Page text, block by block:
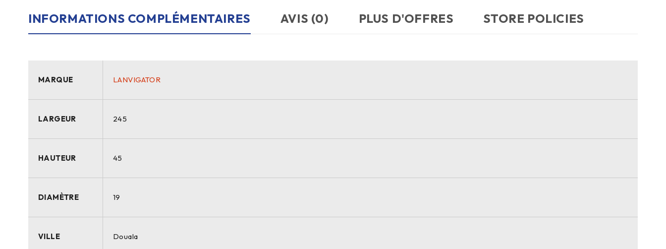
INFORMATIONS COMPLÉMENTAIRES AVIS (0) PLUS D'OFFRES STORE POLICIES
MARQUE LANVIGATOR
LARGEUR 245
HAUTEUR 45
DIAMÈTRE 19
VILLE Douala